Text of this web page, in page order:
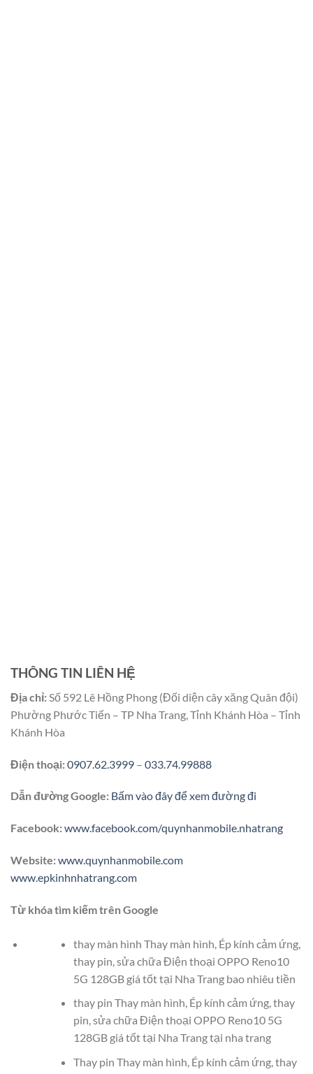
THÔNG TIN LIÊN HỆ
Địa chỉ:Số 592 Lê Hồng Phong (Đối diện cây xăng Quân đội)
Phường Phước Tiến – TP Nha Trang, Tỉnh Khánh Hòa – Tỉnh
Khánh Hòa
Điện thoại:0907.62.3999 – 033.74.99888
Dẫn đường Google: Bấm vào đây để xem đường đi
Facebook:www.facebook.com/quynhanmobile.nhatrang
Website:www.quynhanmobile.com
www.epkinhnhatrang.com
Từ khóa tìm kiếm trên Google
thay màn hình Thay màn hình, Ép kính cảm ứng,
thay pin, sửa chữa Điện thoại OPPO Reno10
5G 128GB giá tốt tại Nha Trang bao nhiêu tiền
thay pin Thay màn hình, Ép kính cảm ứng, thay
pin, sửa chữa Điện thoại OPPO Reno10 5G
128GB giá tốt tại Nha Trang tại nha trang
Thay pin Thay màn hình, Ép kính cảm ứng, thay